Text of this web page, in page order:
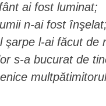
ai fost luminat;
n-ai fost înşelat;
şarpe l-ai făcut de
s-a bucurat de